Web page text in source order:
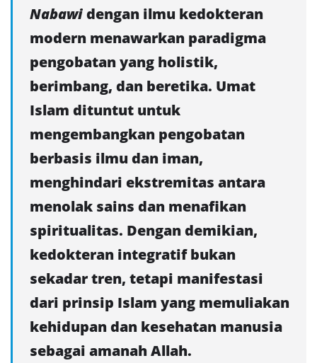
Nabawidengan ilmu kedokteran
modern menawarkan paradigma
pengobatan yang holistik,
berimbang, dan beretika. Umat
Islam dituntut untuk
mengembangkan pengobatan
berbasis ilmu dan iman,
menghindari ekstremitas antara
menolak sains dan menafikan
spiritualitas. Dengan demikian,
kedokteran integratif bukan
sekadar tren, tetapi manifestasi
dari prinsip Islam yang memuliakan
kehidupan dan kesehatan manusia
sebagai amanah Allah.